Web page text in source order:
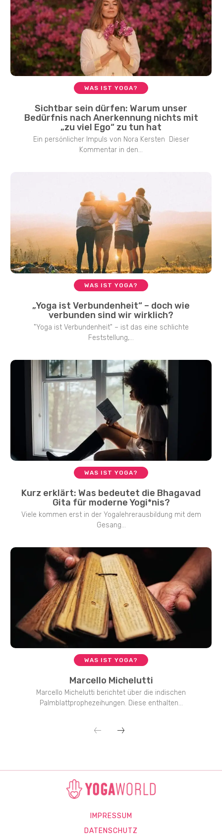
WAS IST YOGA?
Sichtbar sein dürfen: Warum unser
Bedürfnis nach Anerkennung nichts mit
„zu viel Ego“ zu tun hat
Ein persönlicher Impuls von Nora Kersten Dieser
Kommentar in den...
WAS IST YOGA?
„Yoga ist Verbundenheit“ – doch wie
verbunden sind wir wirklich?
"Yoga ist Verbundenheit" – ist das eine schlichte
Feststellung,...
WAS IST YOGA?
Kurz erklärt: Was bedeutet die Bhagavad
Gita für moderne Yogi*nis?
Viele kommen erst in der Yogalehrerausbildung mit dem
Gesang...
WAS IST YOGA?
Marcello Michelutti
Marcello Michelutti berichtet über die indischen
Palmblattprophezeihungen. Diese enthalten...
IMPRESSUM
DATENSCHUTZ